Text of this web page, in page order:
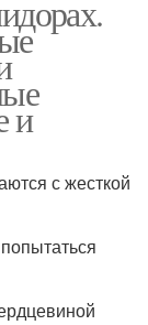
и
с жесткой